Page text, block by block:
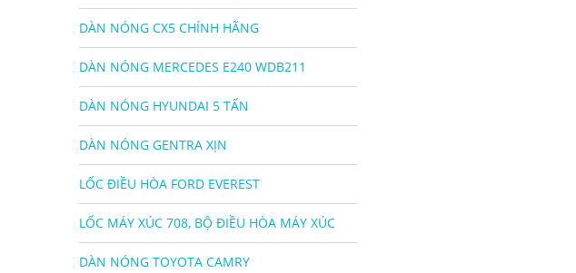
DÀN NÓNG CX5 CHÍNH HÃNG
DÀN NÓNG MERCEDES E240 WDB211
DÀN NÓNG HYUNDAI 5 TẤN
DÀN NÓNG GENTRA XỊN
LỐC ĐIỀU HÒA FORD EVEREST
LỐC MÁY XÚC 708, BỘ ĐIỀU HÒA MÁY XÚC
DÀN NÓNG TOYOTA CAMRY